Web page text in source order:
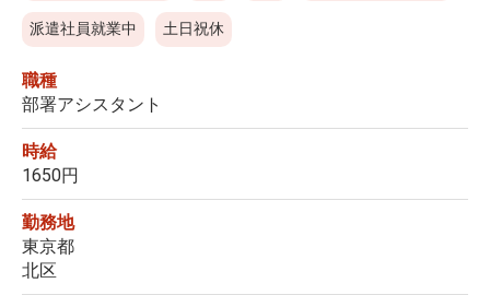
派遣社員就業中 土日祝休
職種
部署アシスタント
時給
1650円
勤務地
東京都
北区